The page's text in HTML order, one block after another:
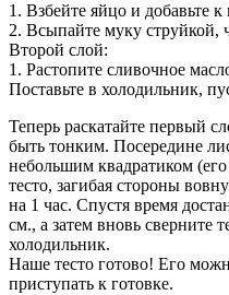
1. Взбейте яйцо и добавьте
2. Всыпайте муку струйкой,
Второй слой:
1. Растопите сливочное
Поставьте в холодильник,
Теперь раскатайте первый
быть тонким. Посередине
небольшим квадратиком
тесто, загибая стороны
на 1 час. Спустя время
см., а затем вновь сверните
холодильник.
Наше тесто готово! Его
приступать к готовке.